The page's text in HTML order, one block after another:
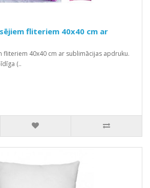
fliteriem 40x40 cm ar
fliteriem 40x40 cm ar sublimācijas apdruku.
(..